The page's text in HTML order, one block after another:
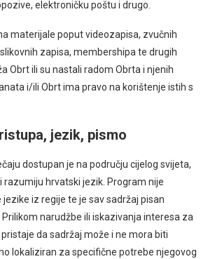
elektroničku poštu i drugo.
materijale poput videozapisa, zvučnih
zapisa, membershipa te drugih
Obrt ili su nastali radom Obrta i njenih
i/ili Obrt ima pravo na korištenje istih s
jezik, pismo
dostupan je na području cijelog svijeta,
razumiju hrvatski jezik. Program nije
jezike iz regije te je sav sadržaj pisan
narudžbe ili iskazivanja interesa za
da sadržaj može i ne mora biti
lokaliziran za specifične potrebe njegovog